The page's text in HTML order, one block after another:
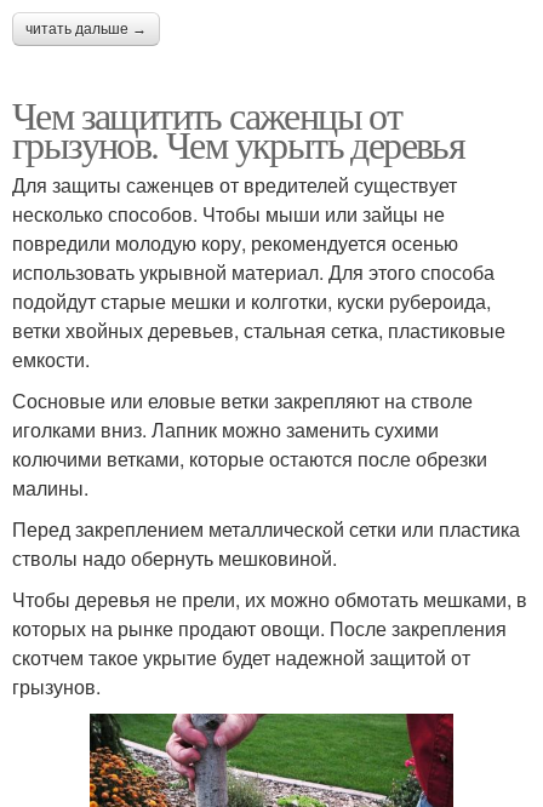
читать дальше →
Чем защитить саженцы от
грызунов. Чем укрыть деревья
Для защиты саженцев от вредителей существует
несколько способов. Чтобы мыши или зайцы не
повредили молодую кору, рекомендуется осенью
использовать укрывной материал. Для этого способа
подойдут старые мешки и колготки, куски рубероида,
ветки хвойных деревьев, стальная сетка, пластиковые
емкости.
Сосновые или еловые ветки закрепляют на стволе
иголками вниз. Лапник можно заменить сухими
колючими ветками, которые остаются после обрезки
малины.
Перед закреплением металлической сетки или пластика
стволы надо обернуть мешковиной.
Чтобы деревья не прели, их можно обмотать мешками, в
которых на рынке продают овощи. После закрепления
скотчем такое укрытие будет надежной защитой от
грызунов.